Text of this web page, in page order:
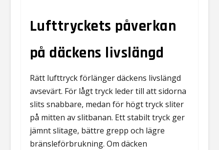
Lufttryckets påverkan
på däckens livslängd
Rätt lufttryck förlänger däckens livslängd
avsevärt. För lågt tryck leder till att sidorna
slits snabbare, medan för högt tryck sliter
på mitten av slitbanan. Ett stabilt tryck ger
jämnt slitage, bättre grepp och lägre
bränsleförbrukning. Om däcken